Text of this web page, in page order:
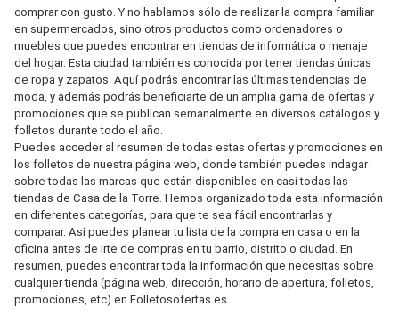
comprar con gusto. Y no hablamos sólo de realizar la compra familiar
en supermercados, sino otros productos como ordenadores o
muebles que puedes encontrar en tiendas de informática o menaje
del hogar. Esta ciudad también es conocida por tener tiendas únicas
de ropa y zapatos. Aquí podrás encontrar las últimas tendencias de
moda, y además podrás beneficiarte de un amplia gama de ofertas y
promociones que se publican semanalmente en diversos catálogos y
folletos durante todo el año.
Puedes acceder al resumen de todas estas ofertas y promociones en
los folletos de nuestra página web, donde también puedes indagar
sobre todas las marcas que están disponibles en casi todas las
tiendas de Casa de la Torre. Hemos organizado toda esta información
en diferentes categorías, para que te sea fácil encontrarlas y
comparar. Así puedes planear tu lista de la compra en casa o en la
oficina antes de irte de compras en tu barrio, distrito o ciudad. En
resumen, puedes encontrar toda la información que necesitas sobre
cualquier tienda (página web, dirección, horario de apertura, folletos,
promociones, etc) en Folletosofertas.es.